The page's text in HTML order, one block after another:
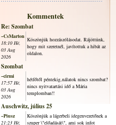
Kommentek
Re: Szombat
~CsMarton
18:10 Hé,
03 Aug
2026
Köszönjük hozzászólásodat. Rájöttünk,
hogy mit szeretnél, javítottuk a hibát az
oldalon.
Szombat
~cirmi
17:57 Hé,
03 Aug
2026
hétfőtől péntekig,nálatok nincs szombat?
nincs nyitvatartási idő a Mária
templomban!!
Auschwitz, július 25
~Piusz
21:23 Hé,
Köszönjük a lágerbeli idegenvezetőnek a
szuper \"előadását\", ami sok infot